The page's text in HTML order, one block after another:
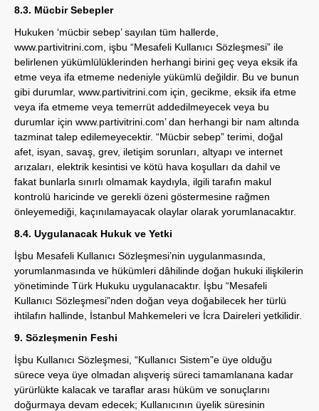
8.3. Mücbir Sebepler
Hukuken ‘mücbir sebep’ sayılan tüm hallerde,
www.partivitrini.com , işbu “Mesafeli Kullanıcı Sözleşmesi” ile
belirlenen yükümlülüklerinden herhangi birini geç veya eksik ifa
etme veya ifa etmeme nedeniyle yükümlü değildir. Bu ve bunun
gibi durumlar, www.partivitrini.com için, gecikme, eksik ifa etme
veya ifa etmeme veya temerrüt addedilmeyecek veya bu
durumlar için www.partivitrini.com’ dan herhangi bir nam altında
tazminat talep edilemeyecektir. “Mücbir sebep” terimi, doğal
afet, isyan, savaş, grev, iletişim sorunları, altyapı ve internet
arızaları, elektrik kesintisi ve kötü hava koşulları da dahil ve
fakat bunlarla sınırlı olmamak kaydıyla, ilgili tarafın makul
kontrolü haricinde ve gerekli özeni göstermesine rağmen
önleyemediği, kaçınılamayacak olaylar olarak yorumlanacaktır.
8.4. Uygulanacak Hukuk ve Yetki
İşbu Mesafeli Kullanıcı Sözleşmesi’nin uygulanmasında,
yorumlanmasında ve hükümleri dâhilinde doğan hukuki ilişkilerin
yönetiminde Türk Hukuku uygulanacaktır. İşbu “Mesafeli
Kullanıcı Sözleşmesi”nden doğan veya doğabilecek her türlü
ihtilafın hallinde, İstanbul Mahkemeleri ve İcra Daireleri yetkilidir.
9. Sözleşmenin Feshi
İşbu Kullanıcı Sözleşmesi, “Kullanıcı Sistem”e üye olduğu
sürece veya üye olmadan alışveriş süreci tamamlanana kadar
yürürlükte kalacak ve taraflar arası hüküm ve sonuçlarını
doğurmaya devam edecek; Kullanıcının üyelik süresinin